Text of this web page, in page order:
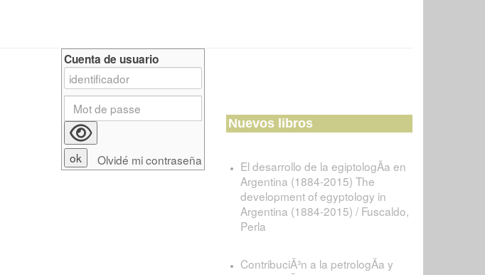
Cuenta de usuario
Olvidé mi contraseña
Nuevos libros
El desarrollo de la egiptologÃ­a en
Argentina (1884-2015) The
development of egyptology in
Argentina (1884-2015) / Fuscaldo,
Perla
ContribuciÃ³n a la petrologÃ­a y